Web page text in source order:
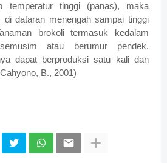
temperatur tinggi (panas), maka
di dataran menengah sampai tinggi
brokoli termasuk kedalam
atau berumur pendek.
dapat berproduksi satu kali dan
B., 2001)